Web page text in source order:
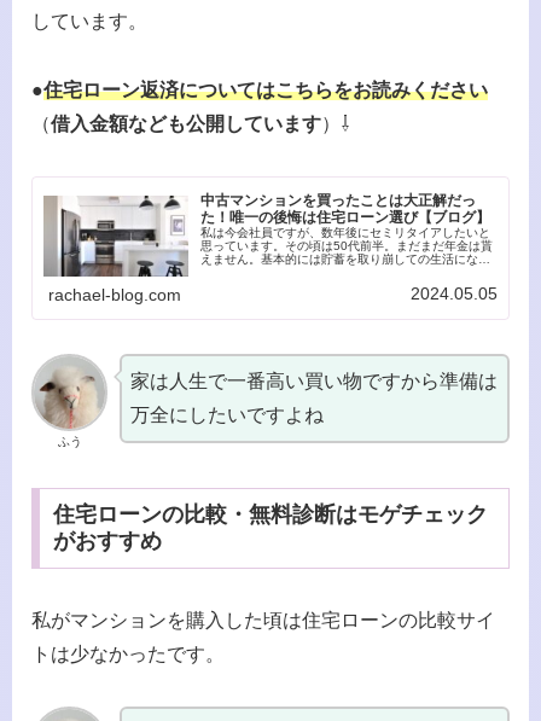
しています。
●住宅ローン返済についてはこちらをお読みください
（借入金額なども公開しています）⇩
中古マンションを買ったことは大正解だっ
た！唯一の後悔は住宅ローン選び【ブログ】
私は今会社員ですが、数年後にセミリタイアしたいと
思っています。その頃は50代前半。まだまだ年金は貰
えません。基本的には貯蓄を取り崩しての生活になる
かが鍵になります。ふう現在のひと月の生活費はお...
rachael-blog.com 2024.05.05
ふう
家は人生で一番高い買い物ですから準備は
万全にしたいですよね
住宅ローンの比較・無料診断はモゲチェック
がおすすめ
私がマンションを購入した頃は住宅ローンの比較サイ
トは少なかったです。